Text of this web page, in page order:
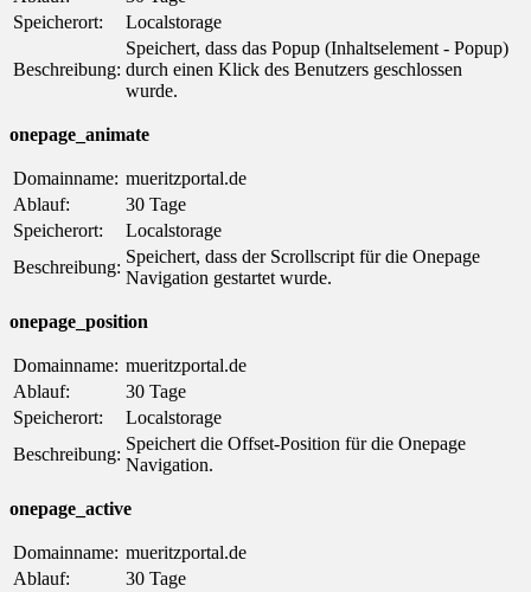
Speicherort:
Localstorage
Beschreibung:
Speichert, dass das Popup (Inhaltselement - Popup)
durch einen Klick des Benutzers geschlossen
wurde.
onepage_animate
Domainname: mueritzportal.de
Ablauf:
30 Tage
Speicherort:
Localstorage
Beschreibung:
Speichert, dass der Scrollscript für die Onepage
Navigation gestartet wurde.
onepage_position
Domainname: mueritzportal.de
Ablauf:
30 Tage
Speicherort:
Localstorage
Beschreibung:
Speichert die Offset-Position für die Onepage
Navigation.
onepage_active
Domainname: mueritzportal.de
Ablauf:
30 Tage